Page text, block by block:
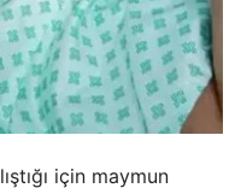
için maymun